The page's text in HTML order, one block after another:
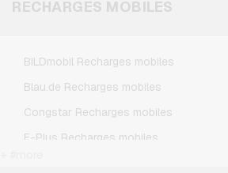
RECHARGES MOBILES
BILDmobil Recharges mobiles
Blau.de Recharges mobiles
Congstar Recharges mobiles
E-Plus Recharges mobiles